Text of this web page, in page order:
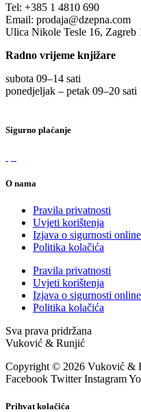
Tel: +385 1 4810 690
Email: prodaja@dzepna.com
Ulica Nikole Tesle 16, Zagreb
Radno vrijeme knjižare
subota 09–14 sati
ponedjeljak – petak 09–20 sati
Sigurno plaćanje
O nama
Pravila privatnosti
Uvjeti korištenja
Izjava o sigurnosti
Politika kolačića
Pravila privatnosti
Uvjeti korištenja
Izjava o sigurnosti
Politika kolačića
Sva prava pridržana
Vuković & Runjić
Copyright © 2026 Vuković &
Facebook Twitter Instagram
Prihvat kolačića